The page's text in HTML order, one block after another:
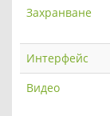
Захранване
Интерфейс
Видео